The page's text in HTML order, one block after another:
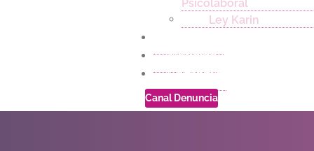
Psicolaboral
Ley Karin
Noticias
Contacto
Canal Denuncia